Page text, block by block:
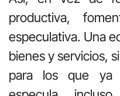
productiva,
especulativa. Una
bienes y servicios,
para los que ya